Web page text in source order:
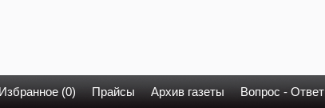
Избранное (0) Прайсы Архив газеты Вопрос - Ответ